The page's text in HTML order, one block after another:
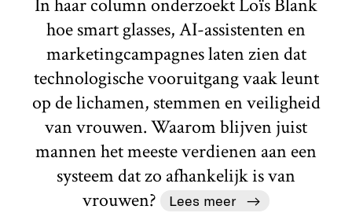
In haar column onderzoekt Loïs Blank
hoe smart glasses, AI-assistenten en
marketingcampagnes laten zien dat
technologische vooruitgang vaak leunt
op de lichamen, stemmen en veiligheid
van vrouwen. Waarom blijven juist
mannen het meeste verdienen aan een
systeem dat zo afhankelijk is van
vrouwen?
Lees meer